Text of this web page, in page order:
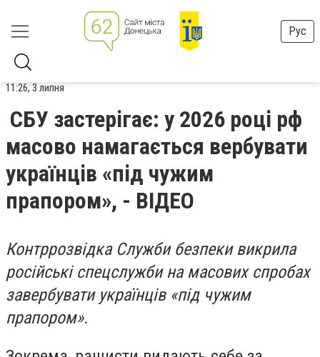
Рус
11:26, 3 липня
СБУ застерігає: у 2026 році рф
масово намагається вербувати
українців «під чужим
прапором», - ВІДЕО
Контррозвідка Служби безпеки викрила
російські спецслужби на масових спробах
завербувати українців «під чужим
прапором».